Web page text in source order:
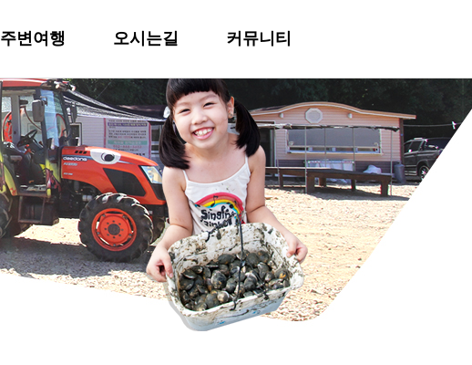
주변여행 오시는길 커뮤니티